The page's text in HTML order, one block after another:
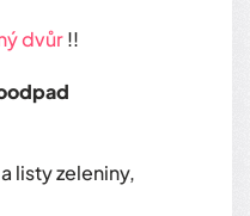
dvůr!!
listy zeleniny,